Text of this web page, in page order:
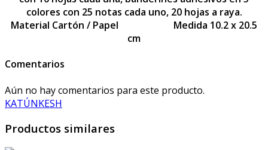
colores con 25 notas cada uno, 20 hojas a raya.
Material Cartón / Papel Medida 10.2 x 20.5
cm
Comentarios
Aún no hay comentarios para este producto.
KATÚNKESH
Productos similares